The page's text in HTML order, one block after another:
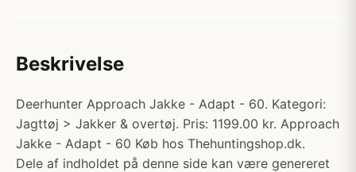
Beskrivelse
Deerhunter Approach Jakke - Adapt - 60. Kategori:
Jagttøj > Jakker & overtøj. Pris: 1199.00 kr. Approach
Jakke - Adapt - 60 Køb hos Thehuntingshop.dk.
Dele af indholdet på denne side kan være genereret